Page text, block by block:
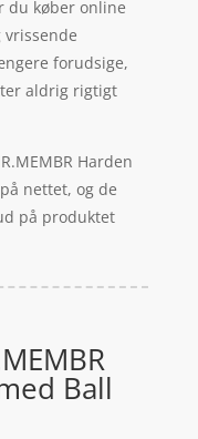
du køber online
forudsige,
aldrig rigtigt
Harden
nettet, og de
på produktet
Ball